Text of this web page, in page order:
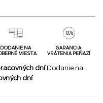
DODANIE NA
MIESTA
GARANCIA
VRÁTENIA PEŇAZÍ
dní Dodanie na
dní